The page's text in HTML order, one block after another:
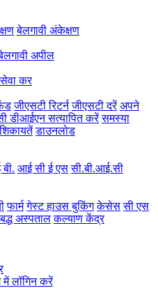
बेलगावी अंकेक्षण
अपील
सेवा कर
जीएसटी रिटर्न जीएसटी दरें अपने
डीआईएन सत्यापित करें समस्या
डाउनलोड
आई सी ई एस सी.बी.आई.सी
फार्म गेस्ट हाउस बुकिंग केसेस सी एस
अस्पताल कल्याण केंद्र
लॉगिन करें